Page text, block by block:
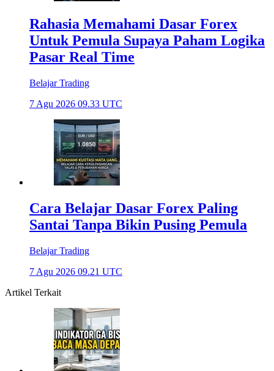
Rahasia Memahami Dasar Forex
Untuk Pemula Supaya Paham Logika
Pasar Real Time
Belajar Trading
7 Agu 2026 09.33 UTC
Cara Belajar Dasar Forex Paling
Santai Tanpa Bikin Pusing Pemula
Belajar Trading
7 Agu 2026 09.21 UTC
Artikel Terkait